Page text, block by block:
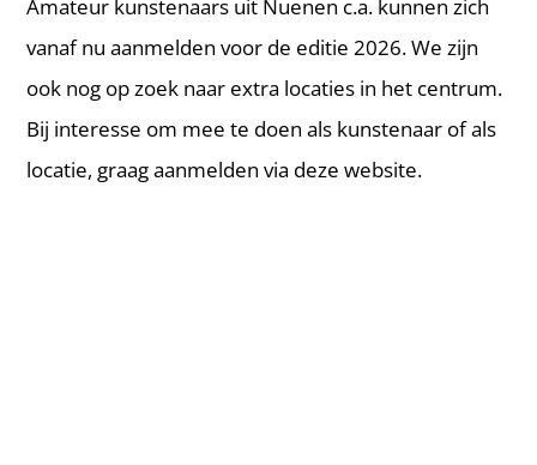
Amateur kunstenaars uit Nuenen c.a. kunnen zich
vanaf nu aanmelden voor de editie 2026. We zijn
ook nog op zoek naar extra locaties in het centrum.
Bij interesse om mee te doen als kunstenaar of als
locatie, graag aanmelden via deze website.